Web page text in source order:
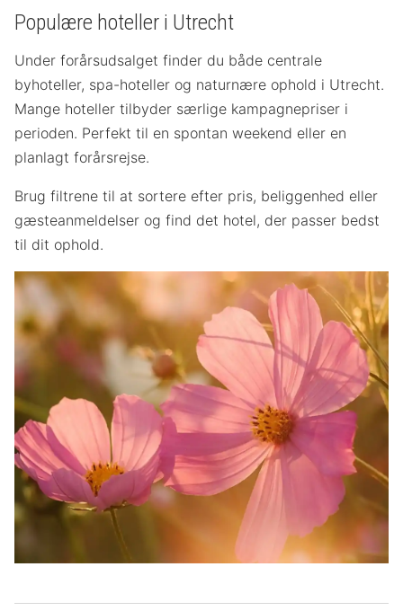
Populære hoteller i Utrecht
Under forårsudsalget finder du både centrale
byhoteller, spa-hoteller og naturnære ophold i Utrecht.
Mange hoteller tilbyder særlige kampagnepriser i
perioden. Perfekt til en spontan weekend eller en
planlagt forårsrejse.
Brug filtrene til at sortere efter pris, beliggenhed eller
gæsteanmeldelser og find det hotel, der passer bedst
til dit ophold.